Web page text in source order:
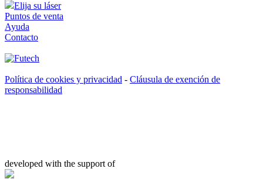
Elija su láser
Puntos de venta
Ayuda
Contacto
Política de cookies y privacidad - Cláusula de exención de
responsabilidad
developed with the support of